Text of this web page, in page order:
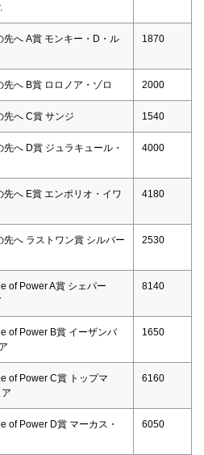
へ A賞 モンキー・D・ル
1870
へ B賞 ロロノア・ゾロ 2000
先へ C賞 サンジ 1540
へ D賞 ジュラキュール・
4000
へ E賞 エンポリオ・イワ
4180
へ ラストワン賞 シルバー
2530
of Power A賞 シェパー
8140
of Power B賞 イーザンバ
1650
of Power C賞 トップマ
6160
of Power D賞 マーカス・
6050